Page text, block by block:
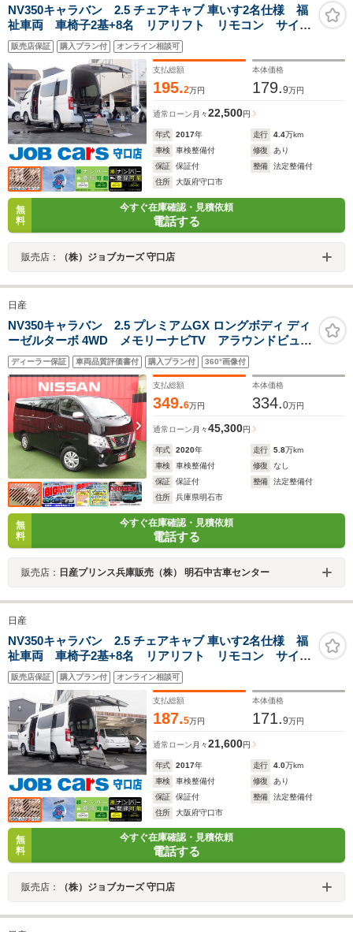
ンドウ/オートエアコ
ン
リングストップ/バッ
クモニター/フルセグ
TV/DVD
車 ブライン
トモニター
ETC 純正16
AW
NV350キャラバン 2.5 チェアキャブ 車いす2名仕様 福
祉車両 車椅子2基+8名 リアリフト リモコン サイド
ステップ 電動固定装置 手すり Wエアコン リアク
ーラー リアヒーター バックモニター 電動電格ミラ
ー パワーウィンドウキーレス ドアバイザー
販売店保証 購入プラン付 オンライン相談可
支払総額
195.2万円
本体価格
179.9万円
通常ローン 月々22,500円
年式 2017年 走行 4.4万km
車検
車検整備付 修復
あり
保証
保証付 整備
法定整備付
住所
大阪府守口市
無
料
今すぐ在庫確認・見積依頼
電話する
販売店： （株）ジョブカーズ 守口店
日産
NV350キャラバン 2.5 プレミアムGX ロングボディ ディ
ーゼルターボ 4WD メモリーナビTV アラウンドビュー
モニター ETC エマージェンシーブレーキ LEDヘッ
ドライト イージークロージャードア プッシュスター
ト
ディーラー保証 車両品質評価書付 購入プラン付 360°画像付
支払総額
349.6万円
本体価格
334.0万円
通常ローン 月々45,300円
年式 2020年 走行 5.8万km
車検
車検整備付 修復
なし
保証
保証付 整備
法定整備付
住所
兵庫県明石市
無
料
今すぐ在庫確認・見積依頼
電話する
販売店： 日産プリンス兵庫販売（株） 明石中古車センター
日産
NV350キャラバン 2.5 チェアキャブ 車いす2名仕様 福
祉車両 車椅子2基+8名 リアリフト リモコン サイド
ステップ 電動固定装置 手すり バックカメラ Wエ
アコン リアクーラー リアヒーター 電動電格ミラ
ー キーレス プライバシーガラス ドアバイザー
販売店保証 購入プラン付 オンライン相談可
支払総額
187.5万円
本体価格
171.9万円
通常ローン 月々21,600円
年式 2017年 走行 4.0万km
車検
車検整備付 修復
あり
保証
保証付 整備
法定整備付
住所
大阪府守口市
無
料
今すぐ在庫確認・見積依頼
電話する
販売店： （株）ジョブカーズ 守口店